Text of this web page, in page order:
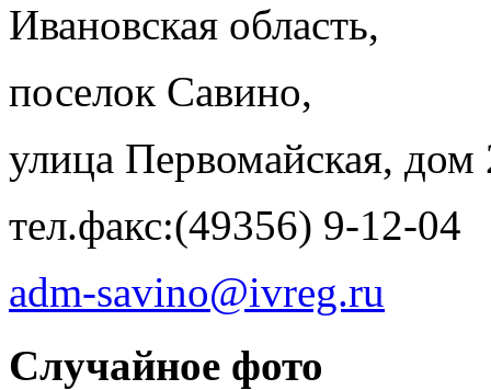
Ивановская область,
поселок Савино,
улица Первомайская, дом
тел.факс:(49356) 9-12-04
adm-savino@ivreg.ru
Случайное фото